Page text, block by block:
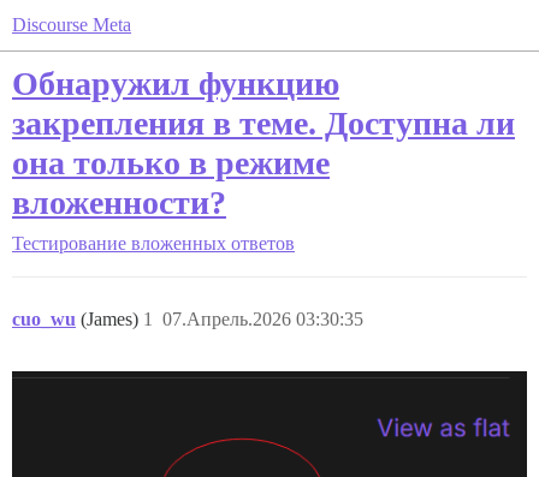
Discourse Meta
Обнаружил функцию
закрепления в теме. Доступна ли
она только в режиме
вложенности?
Тестирование вложенных ответов
cuo_wu (James) 07.Апрель.2026 03:30:35
1